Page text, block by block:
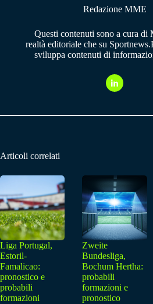
Redazione MME
Questi contenuti sono a cura di
realtà editoriale che su
sviluppa contenuti di
Articoli correlati
Liga Portugal,
Estoril-
Famalicao:
pronostico e
probabili
formazioni
Zweite
Bundesliga,
Bochum Hertha:
probabili
formazioni e
pronostico